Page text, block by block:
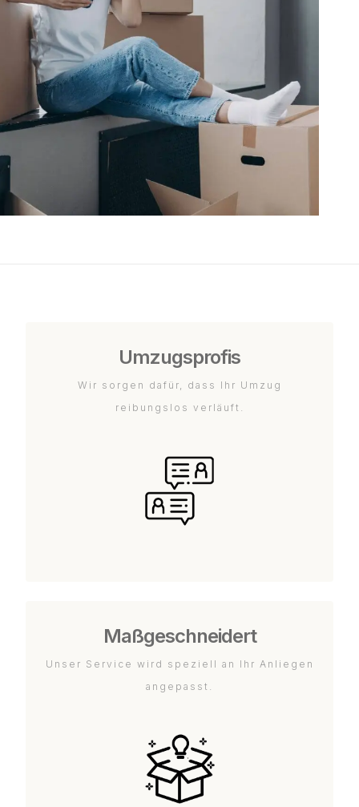
Umzugsprofis
Wir sorgen dafür, dass Ihr Umzug
reibungslos verläuft.
Maßgeschneidert
Unser Service wird speziell an Ihr Anliegen
angepasst.